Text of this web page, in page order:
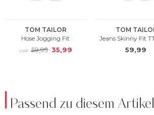
Passend zu diesem Artikel